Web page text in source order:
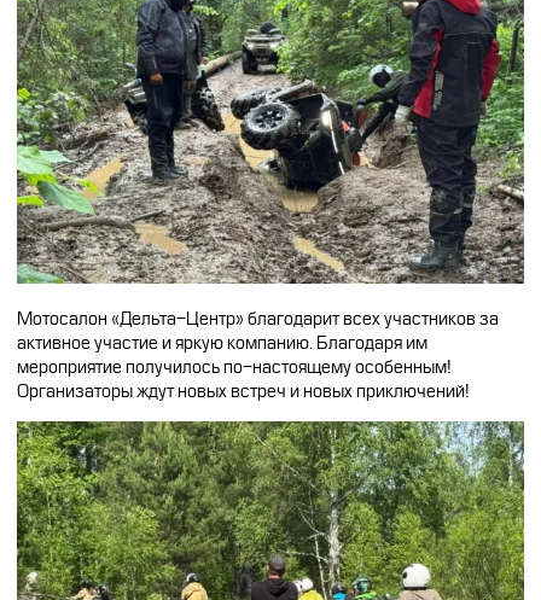
Мотосалон «Дельта-Центр» благодарит всех участников за
активное участие и яркую компанию. Благодаря им
мероприятие получилось по-настоящему особенным!
Организаторы ждут новых встреч и новых приключений!